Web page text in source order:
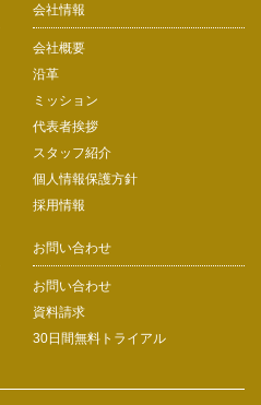
会社情報
会社概要
沿革
ミッション
代表者挨拶
スタッフ紹介
個人情報保護方針
採用情報
お問い合わせ
お問い合わせ
資料請求
30日間無料トライアル